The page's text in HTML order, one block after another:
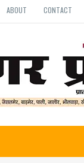
ABOUT CONTACT